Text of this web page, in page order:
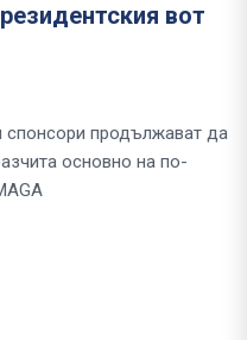
вот
спонсори продължават да
основно на по-